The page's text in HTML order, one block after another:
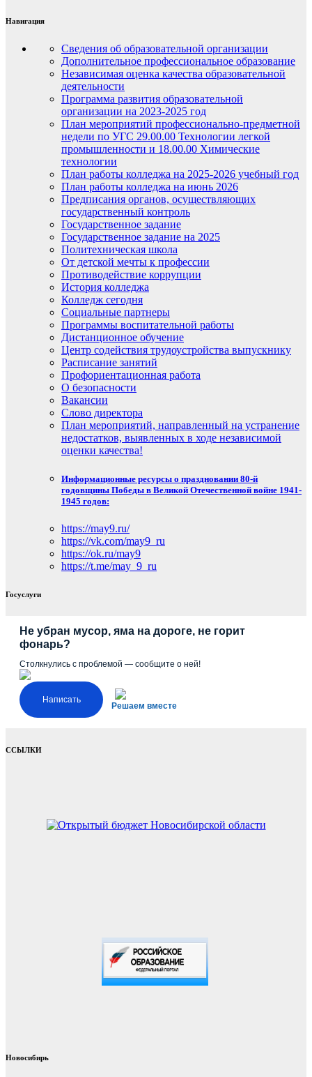
Навигация
Сведения об образовательной организации
Дополнительное профессиональное образование
Независимая оценка качества образовательной
деятельности
Программа развития образовательной
организации на 2023-2025 год
План мероприятий профессионально-предметной
недели по УГС 29.00.00 Технологии легкой
промышленности и 18.00.00 Химические
технологии
План работы колледжа на 2025-2026 учебный год
План работы колледжа на июнь 2026
Предписания органов, осуществляющих
государственный контроль
Государственное задание
Государственное задание на 2025
Политехническая школа
От детской мечты к профессии
Противодействие коррупции
История колледжа
Колледж сегодня
Социальные партнеры
Программы воспитательной работы
Дистанционное обучение
Центр содействия трудоустройства выпускнику
Расписание занятий
Профориентационная работа
О безопасности
Вакансии
Слово директора
План мероприятий, направленный на устранение
недостатков, выявленных в ходе независимой
оценки качества!
Информационные ресурсы о праздновании 80-й
годовщины Победы в Великой Отечественной войне 1941-
1945 годов:
https://may9.ru/
https://vk.com/may9_ru
https://ok.ru/may9
https://t.me/may_9_ru
Госуслуги
Не убран мусор, яма на дороге, не горит
фонарь?
Столкнулись с проблемой — сообщите о ней!
Написать
Решаем вместе
ССЫЛКИ
Новосибирь